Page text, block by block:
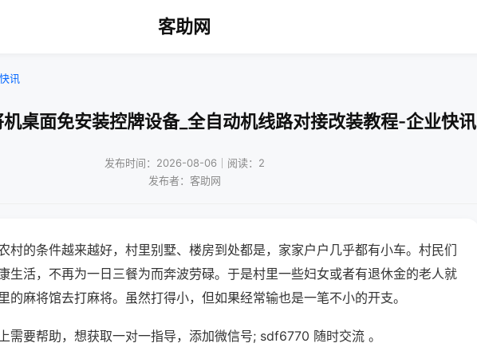
客助网
讯
桌面免安装控牌设备_全自动机线路对接改装教程-企业快讯
发布时间：2026-08-06｜阅读：2
发布者：客助网
村的条件越来越好，村里别墅、楼房到处都是，家家户户几乎都有小车。村民们
生活，不再为一日三餐为而奔波劳碌。于是村里一些妇女或者有退休金的老人就
的麻将馆去打麻将。虽然打得小，但如果经常输也是一笔不小的开支。
需要帮助，想获取一对一指导，添加微信号; sdf6770 随时交流 。